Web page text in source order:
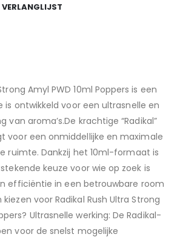
Amyl PWD 10ml Poppers is een
is ontwikkeld voor een ultrasnelle en
van aroma’s.De krachtige “Radikal”
voor een onmiddellijke en maximale
ruimte. Dankzij het 10ml-formaat is
keuze voor wie op zoek is
efficiëntie in een betrouwbare room
voor Radikal Rush Ultra Strong
Ultrasnelle werking: De Radikal-
voor de snelst mogelijke